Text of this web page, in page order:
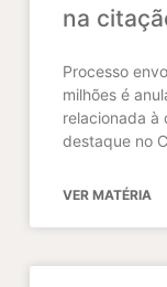
na
Processo
milhões é
relacionada à
destaque no
VER MATÉRIA